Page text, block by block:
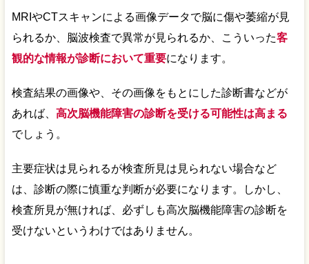
MRIやCTスキャンによる画像データで脳に傷や萎縮が見
られるか、脳波検査で異常が見られるか、こういった客
観的な情報が診断において重要になります。
検査結果の画像や、その画像をもとにした診断書などが
あれば、 高次脳機能障害の診断を受ける可能性は高まる
でしょう。
主要症状は見られるが検査所見は見られない場合など
は、診断の際に慎重な判断が必要になります。しかし、
検査所見が無ければ、必ずしも高次脳機能障害の診断を
受けないというわけではありません。